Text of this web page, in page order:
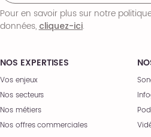
NOS EXPERTISES
Vos enjeux
Nos secteurs
Nos métiers
Nos offres commerciales
Pour en savoir plus sur notre
données,cliquez-ici.